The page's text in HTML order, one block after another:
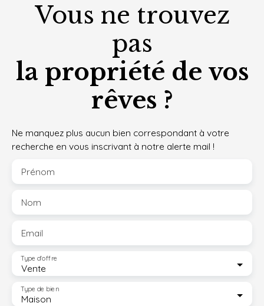
Vous ne trouvez
pas
la propriété de vos
rêves ?
Ne manquez plus aucun bien correspondant à votre
recherche en vous inscrivant à notre alerte mail !
Prénom
Nom
Email
Vente
Type d'offre
Maison
Type de bien